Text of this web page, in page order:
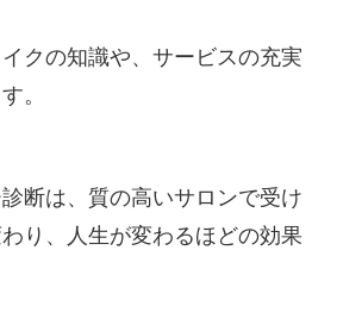
クの知識や、サービスの充実
。
断は、質の高いサロンで受け
り、人生が変わるほどの効果